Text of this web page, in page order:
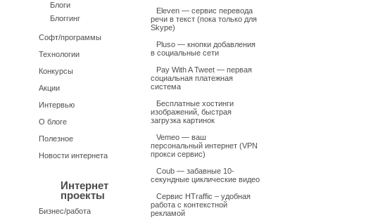
Блоги
Блоггинг
Софт/программы
Технологии
Конкурсы
Акции
Интервью
О блоге
Полезное
Новости интернета
Интернет
проекты
Бизнес/работа
Eleven — сервис перевода
речи в текст (пока только для
Skype)
Pluso — кнопки добавления
в социальные сети
Pay With A Tweet — первая
социальная платежная
система
Бесплатные хостинги
изображений, быстрая
загрузка картинок
Vemeo — ваш
персональный интернет (VPN
прокси сервис)
Coub — забавные 10-
секундные циклические видео
Сервис HTraffic – удобная
работа с контекстной
рекламой